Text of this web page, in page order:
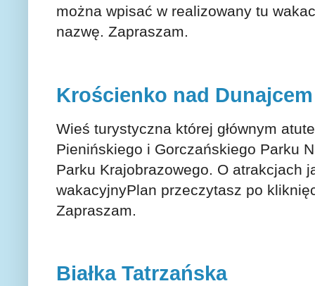
można wpisać w realizowany tu
nazwę. Zapraszam.
Krościenko nad Dunajcem
Wieś turystyczna której głównym
Pienińskiego i Gorczańskiego Parku
Parku Krajobrazowego. O atrakcjach
wakacyjnyPlan przeczytasz po
Zapraszam.
Białka Tatrzańska